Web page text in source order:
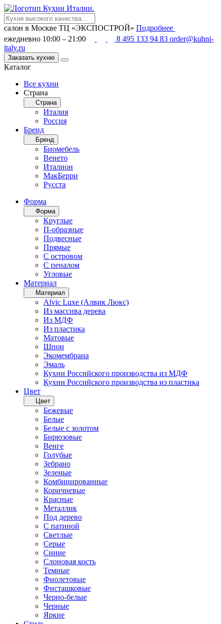
салон в Москве ТЦ «ЭКСПОСТРОЙ» Подробнее
ежедневно 10:00 – 21:00
8 495 133 94 83 order@kuhni-
italy.ru
Заказать кухню
Каталог
Все кухни
Страна
Страна
Италия
Россия
Бренд
Бренд
Биомебель
Венето
Италион
МакБерри
Русста
Форма
Форма
Круглые
П-образные
Подвесные
Прямые
С островом
С пеналом
Угловые
Материал
Материал
Alvic Luxe (Алвик Люкс)
Из массива дерева
Из МДФ
Из пластика
Матовые
Шпон
Экомембрана
Эмаль
Кухни Российского производства из МДФ
Кухни Российского производства из пластика
Цвет
Цвет
Бежевые
Белые
Белые с золотом
Бирюзовые
Венге
Голубые
Зебрано
Зеленые
Комбинированные
Коричневые
Красные
Металлик
Под дерево
С патиной
Светлые
Серые
Синие
Слоновая кость
Темные
Фиолетовые
Фисташковые
Черно-белые
Черные
Яркие